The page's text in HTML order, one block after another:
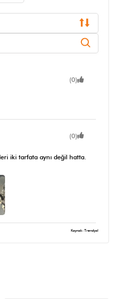
(0)
(0)
iki tarfata aynı değil hatta.
Kaynak: Trendyol